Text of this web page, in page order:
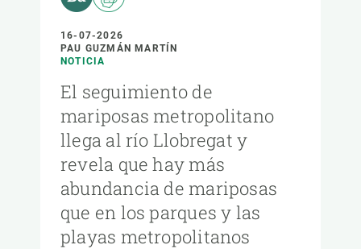
16-07-2026
PAU GUZMÁN MARTÍN
NOTICIA
El seguimiento de
mariposas metropolitano
llega al río Llobregat y
revela que hay más
abundancia de mariposas
que en los parques y las
playas metropolitanos